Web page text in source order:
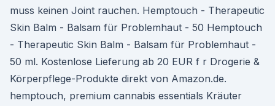
muss keinen Joint rauchen. Hemptouch - Therapeutic
Skin Balm - Balsam für Problemhaut - 50 Hemptouch
- Therapeutic Skin Balm - Balsam für Problemhaut -
50 ml. Kostenlose Lieferung ab 20 EUR f r Drogerie &
Körperpflege-Produkte direkt von Amazon.de.
hemptouch, premium cannabis essentials Kräuter